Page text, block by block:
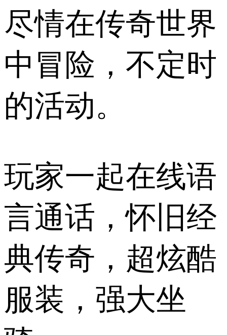
尽情在传奇世界
中冒险，不定时
的活动。
玩家一起在线语
言通话，怀旧经
典传奇，超炫酷
服装，强大坐